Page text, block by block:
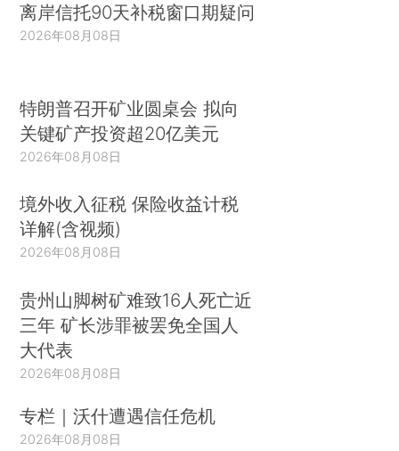
离岸信托90天补税窗口期疑问
2026年08月08日
特朗普召开矿业圆桌会 拟向
关键矿产投资超20亿美元
2026年08月08日
境外收入征税 保险收益计税
详解(含视频)
2026年08月08日
贵州山脚树矿难致16人死亡近
三年 矿长涉罪被罢免全国人
大代表
2026年08月08日
专栏｜沃什遭遇信任危机
2026年08月08日